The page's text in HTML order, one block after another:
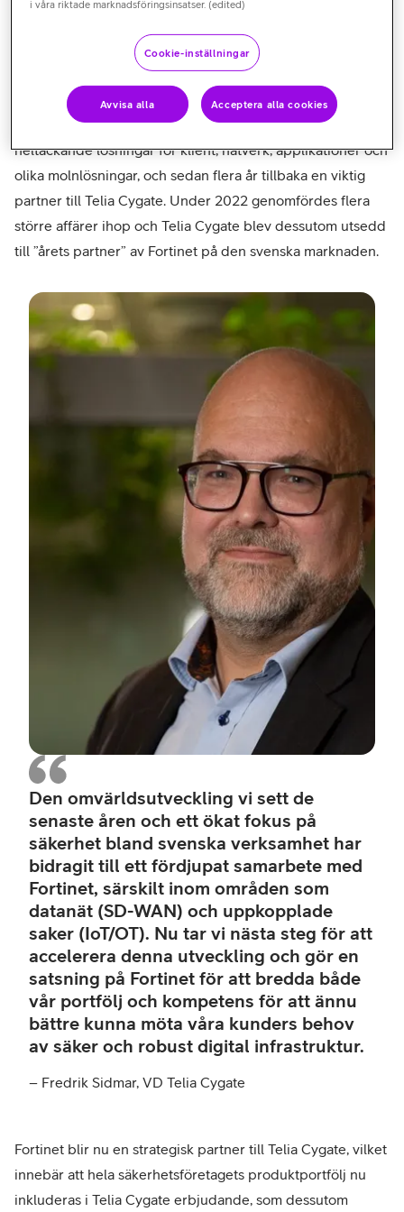
att Telia Cygate nyligen blev årets partner till
Fortinet i Sverige.
Telia Cygate är en av Sveriges ledande systemintegratörer,
med fokus på lokala nät, säkerhet och moln. Fortinet är en
världsledande tillverkare inom cybersäkerhet med
heltäckande lösningar för klient, nätverk, applikationer och
olika molnlösningar, och sedan flera år tillbaka en viktig
partner till Telia Cygate. Under 2022 genomfördes flera
större affärer ihop och Telia Cygate blev dessutom utsedd
till ”årets partner” av Fortinet på den svenska marknaden.
Den omvärldsutveckling vi sett de
senaste åren och ett ökat fokus på
säkerhet bland svenska verksamhet har
bidragit till ett fördjupat samarbete med
Fortinet, särskilt inom områden som
datanät (SD-WAN) och uppkopplade
saker (IoT/OT). Nu tar vi nästa steg för att
accelerera denna utveckling och gör en
satsning på Fortinet för att bredda både
vår portfölj och kompetens för att ännu
bättre kunna möta våra kunders behov
av säker och robust digital infrastruktur.
– Fredrik Sidmar, VD Telia Cygate
–
VD
Fortinet blir nu en strategisk partner till Telia Cygate, vilket
innebär att hela säkerhetsföretagets produktportfölj nu
inkluderas i Telia Cygate erbjudande, som dessutom
i våra riktade marknadsföringsinsatser. (edited)
Cookie-inställningar
Avvisa alla Acceptera alla cookies